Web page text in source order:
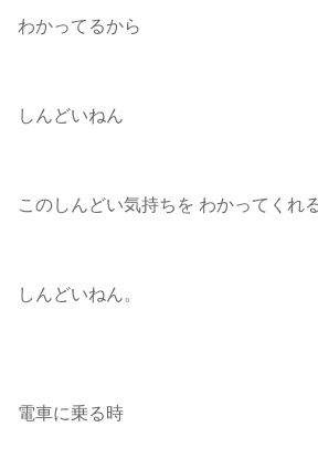
わかってるから
しんどいねん
このしんどい気持ちを わかってくれ
しんどいねん。
電車に乗る時